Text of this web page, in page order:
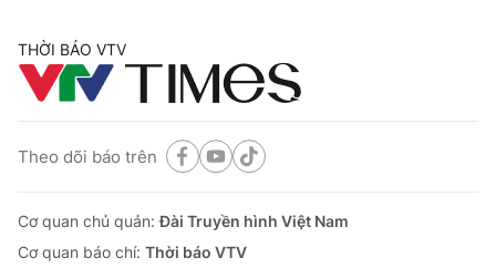
THỜI BÁO VTV
Theo dõi báo trên
Cơ quan chủ quản:Đài Truyền hình Việt Nam
Cơ quan báo chí: Thời báo VTV